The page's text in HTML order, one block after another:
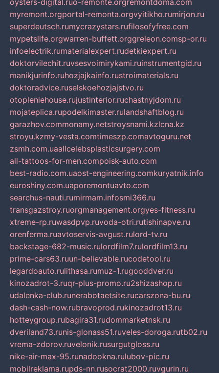
oysters-digital.ruo-remonte.orgremontdoma.com
myremont.orgportal-remonta.orgvyitikho.rumirjon.ru
superdeutsch.rumycrazystars.rufilosofyfree.com
mypetslife.orgwarren-buffett.orggreleon.comsp-or.ru
infoelectrik.rumaterialexpert.rudetkiexpert.ru
doktorvilechit.ruvsesvoimirykami.ruinstrumentgid.ru
manikjurinfo.ruhozjajkainfo.rustroimaterials.ru
doktoradvice.ruselskoehozjajstvo.ru
otopleniehouse.rujustinterior.ruchastnyjdom.ru
mojateplica.rupodelkimaster.rulandshaftblog.ru
garazhov.commonamy.netstroysnami.kzlcna.kz
stroyu.kzmy-vesta.comtimeszp.comavtoguru.net
zsmh.com.uaallcelebsplasticsurgery.com
all-tattoos-for-men.compoisk-auto.com
best-radio.com.uaost-engineering.comkuryatnik.info
euroshiny.com.uaporemontuavto.com
searchus-nauti.rumirmam.infosmi366.ru
transgazstroy.ruorgmanagement.orgyes-fitness.ru
xtreme-rp.ruwasdpvp.ruvoda-otri.rutishinapve.ru
orenferma.ruavtoservis-avgust.rulord-tv.ru
backstage-682-music.rulordfilm7.rulordfilm13.ru
prime-cars63.ruun-believable.rucodetool.ru
legardoauto.rulithasa.rumuz-1.rugooddver.ru
kinozadrot-3.ruqr-plus-promo.ru2shizashop.ru
udalenka-club.runerabotaetsite.rucarszona-bu.ru
dash-cash-now.rubravoprod.rukinozadrot13.ru
hotteygroup.rubagira31.rudommarketnsk.ru
dveriland73.runis-glonass51.ruveles-doroga.rutb02.ru
vrema-zdorov.ruvelonik.rusurgutgloss.ru
nike-air-max-95.runadookna.rulubov-pic.ru
mobilreklama.rupds-nn.rusocrat2000.ruvgurin.ru